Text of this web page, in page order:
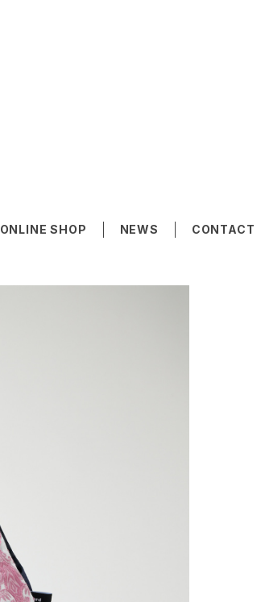
ONLINE SHOP NEWS CONTACT